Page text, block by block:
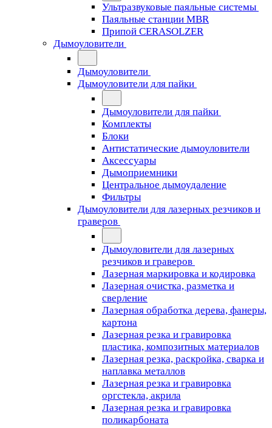
Ультразвуковые паяльные системы
Паяльные станции MBR
Припой CERASOLZER
Дымоуловители
Дымоуловители
Дымоуловители для пайки
Дымоуловители для пайки
Комплекты
Блоки
Антистатические дымоуловители
Аксессуары
Дымоприемники
Центральное дымоудаление
Фильтры
Дымоуловители для лазерных резчиков и
граверов
Дымоуловители для лазерных
резчиков и граверов
Лазерная маркировка и кодировка
Лазерная очистка, разметка и
сверление
Лазерная обработка дерева, фанеры,
картона
Лазерная резка и гравировка
пластика, композитных материалов
Лазерная резка, раскройка, сварка и
наплавка металлов
Лазерная резка и гравировка
оргстекла, акрила
Лазерная резка и гравировка
поликарбоната